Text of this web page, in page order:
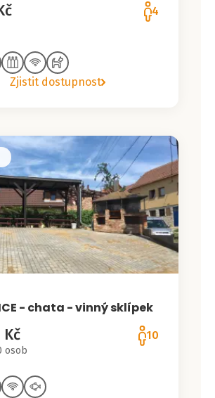
4
Zjistit dostupnost
- chata - vinný sklípek
Kč
osob
10